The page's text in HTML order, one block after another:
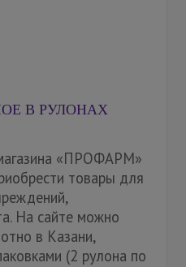
В РУЛОНАХ
«ПРОФАРМ»
товары для
На сайте можно
в Казани,
(2 рулона по